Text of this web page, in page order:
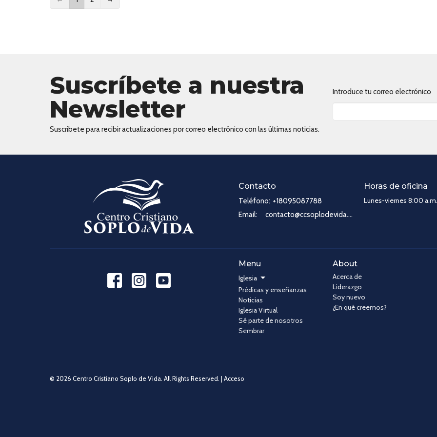
Suscríbete a nuestra
Newsletter
Suscríbete para recibir actualizaciones por correo electrónico con las últimas noticias.
Introduce tu correo electrónico
Contacto
Teléfono: +18095087788
Email: contacto@ccsoplodevida.com
Horas de oficina
Lunes-viernes 8:00
Menu
Iglesia
Prédicas y enseñanzas
Noticias
Iglesia Virtual
Sé parte de nosotros
Sembrar
About
Acerca de
Liderazgo
Soy nuevo
¿En qué creemos?
© 2026 Centro Cristiano Soplo de Vida. All Rights Reserved. | Acceso